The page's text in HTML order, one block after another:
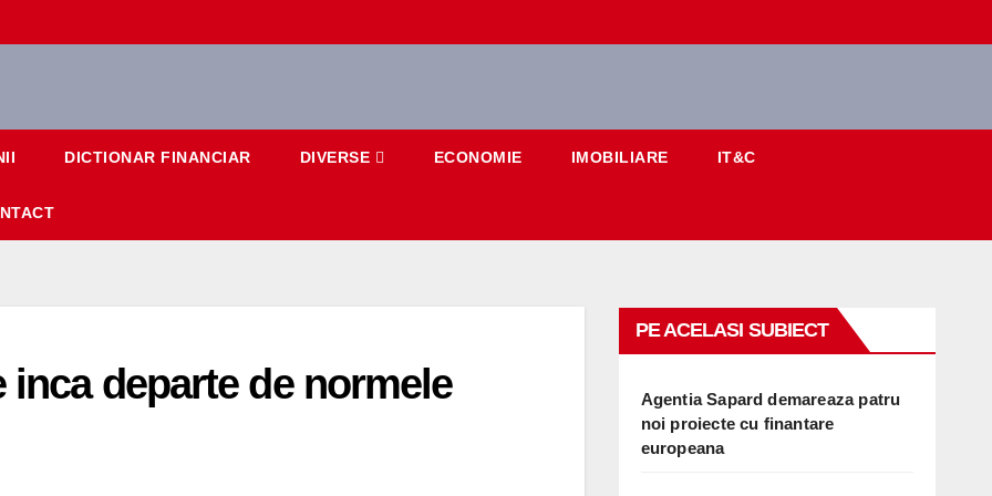
DICTIONAR FINANCIAR DIVERSE ECONOMIE IMOBILIARE IT&C
departe de normele
PE ACELASI SUBIECT
Agentia Sapard demareaza patru
noi proiecte cu finantare
europeana